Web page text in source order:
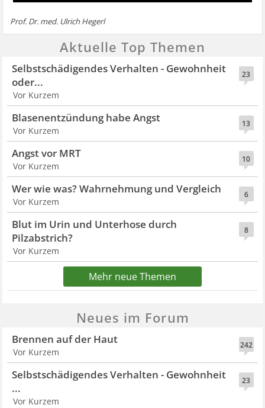
Prof. Dr. med. Ulrich Hegerl
Aktuelle Top Themen
23
Selbstschädigendes Verhalten - Gewohnheit
oder...
Vor Kurzem
13
Blasenentzündung habe Angst
Vor Kurzem
10
Angst vor MRT
Vor Kurzem
6
Wer wie was? Wahrnehmung und Vergleich
Vor Kurzem
8
Blut im Urin und Unterhose durch
Pilzabstrich?
Vor Kurzem
Mehr neue Themen
Neues im Forum
242
Brennen auf der Haut
Vor Kurzem
23
Selbstschädigendes Verhalten - Gewohnheit
...
Vor Kurzem